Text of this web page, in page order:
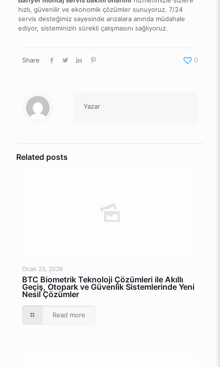
hızlı, güvenilir ve ekonomik çözümler sunuyoruz. 7/24
servis desteğimiz sayesinde arızalara anında müdahale
ediyor, sisteminizin sürekli çalışmasını sağlıyoruz.
Share 0
Yazar
Related posts
Ocak 23, 2026
BTC Biometrik Teknoloji Çözümleri ile Akıllı
Geçiş, Otopark ve Güvenlik Sistemlerinde Yeni
Nesil Çözümler
Read more